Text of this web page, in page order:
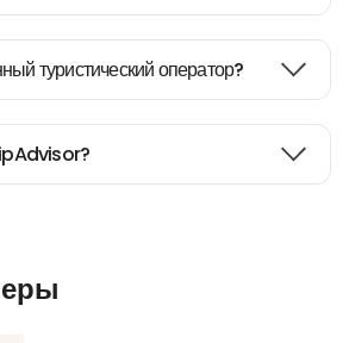
туристический оператор?